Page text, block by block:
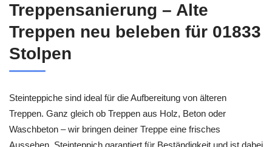
Treppensanierung – Alte
Treppen neu beleben für 01833
Stolpen
Steinteppiche sind ideal für die Aufbereitung von älteren
Treppen. Ganz gleich ob Treppen aus Holz, Beton oder
Waschbeton – wir bringen deiner Treppe eine frisches
Aussehen. Steinteppich garantiert für Beständigkeit und ist dabei